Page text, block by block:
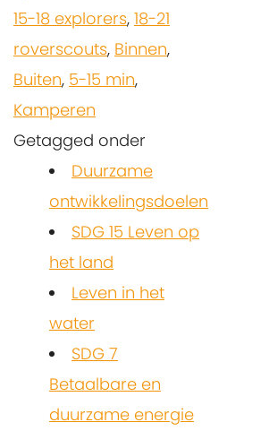
15-18 explorers, 18-21
roverscouts, Binnen,
Buiten, 5-15 min,
Kamperen
Getagged onder
Duurzame
ontwikkelingsdoelen
SDG 15 Leven op
het land
Leven in het
water
SDG 7
Betaalbare en
duurzame energie